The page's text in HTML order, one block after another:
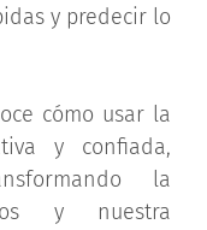
y predecir lo
cómo usar la
y confiada,
la
y nuestra